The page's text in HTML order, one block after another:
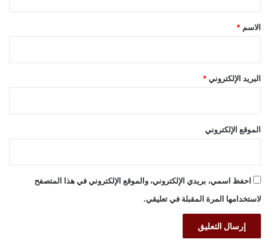
*
الاسم *
البريد الإلكتروني *
الموقع الإلكتروني
احفظ اسمي، بريدي الإلكتروني، والموقع الإلكتروني في هذا المتصفح
لاستخدامها المرة المقبلة في تعليقي.